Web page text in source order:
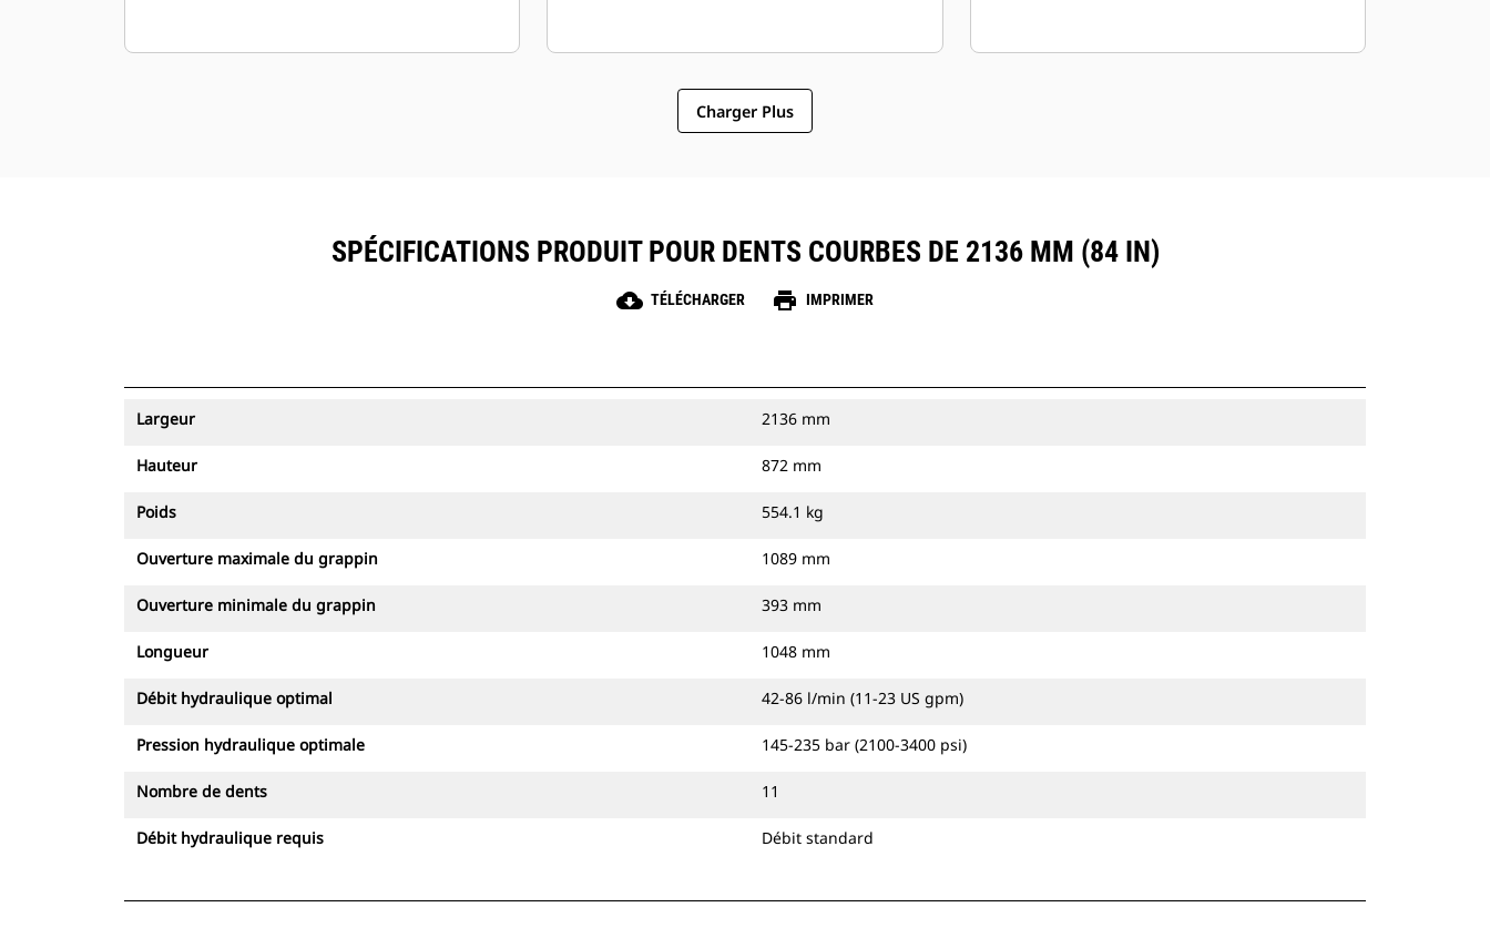
Charger Plus
SPÉCIFICATIONS PRODUIT POUR DENTS COURBES DE 2136 MM (84 IN)
cloud_download TÉLÉCHARGER print IMPRIMER
Largeur 2136 mm
Hauteur 872 mm
Poids 554.1 kg
Ouverture maximale du grappin 1089 mm
Ouverture minimale du grappin 393 mm
Longueur 1048 mm
Débit hydraulique optimal 42-86 l/min (11-23 US gpm)
Pression hydraulique optimale 145-235 bar (2100-3400 psi)
Nombre de dents 11
Débit hydraulique requis Débit standard